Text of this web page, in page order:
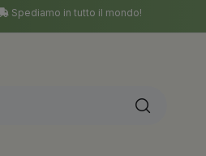
Spediamo in tutto il mondo!